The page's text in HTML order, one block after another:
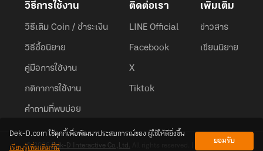
วิธีการใช้งาน
วิธีเติม Coin / ชำระเงิน
วิธีซื้อนิยาย
คู่มือการใช้งาน
กติกาการใช้งาน
คำถามที่พบบ่อย
ติดต่อเรา
LINE Official
Facebook
X
Tiktok
เพิ่มเติม
ข่าวสาร
เขียนนิยาย
© 2026Dek-D Interactive Co.,Ltd.
Dek-D.com ใช้คุกกี้เพื่อพัฒนาประสบการณ์ของ ผู้ใช้ให้ดียิ่งขึ้น
เรียนรู้เพิ่มเติมที่นี่
ยอมรับ